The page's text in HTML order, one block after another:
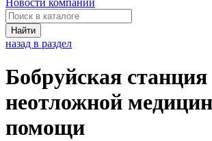
Новости компаний
Найти
назад в раздел
Бобруйская
неотложной
помощи